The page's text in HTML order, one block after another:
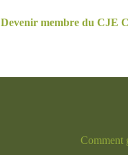
Devenir membre du CJE
Comment